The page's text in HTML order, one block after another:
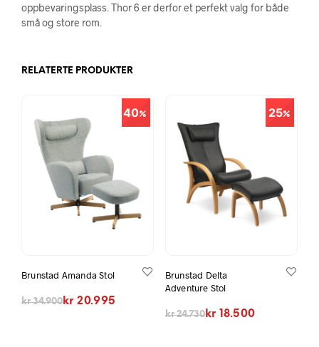
oppbevaringsplass. Thor 6 er derfor et perfekt valg for både
små og store rom.
RELATERTE PRODUKTER
40
Brunstad Amanda Stol
kr34.900
Opprinnelig pris var: kr 34.900.
kr 20.995
Nåværende pris er: kr 20.995.
25
Brunstad Delta
Adventure Stol
kr24.730
Opprinnelig pris var: kr 24.730.
kr 18.500
Nåværende pris er: kr 18.500.